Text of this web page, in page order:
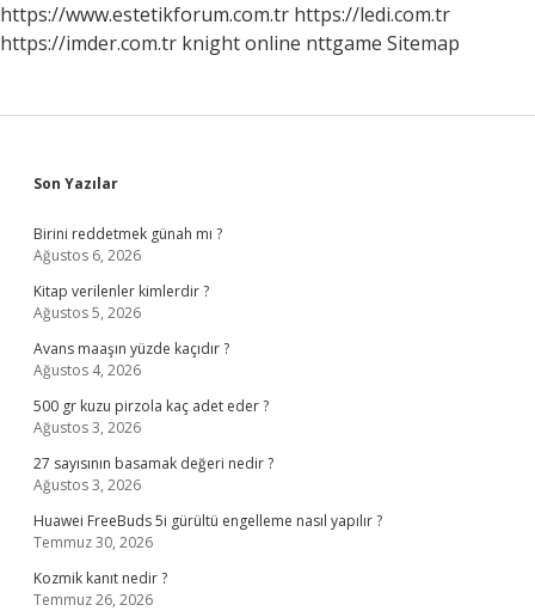
https://www.estetikforum.com.tr https://ledi.com.tr
https://imder.com.tr knight online nttgame Sitemap
Sidebar
Son Yazılar
Birini reddetmek günah mı ?
Ağustos 6, 2026
Kitap verilenler kimlerdir ?
Ağustos 5, 2026
Avans maaşın yüzde kaçıdır ?
Ağustos 4, 2026
500 gr kuzu pirzola kaç adet eder ?
Ağustos 3, 2026
27 sayısının basamak değeri nedir ?
Ağustos 3, 2026
Huawei FreeBuds 5i gürültü engelleme nasıl yapılır ?
Temmuz 30, 2026
Kozmik kanıt nedir ?
Temmuz 26, 2026